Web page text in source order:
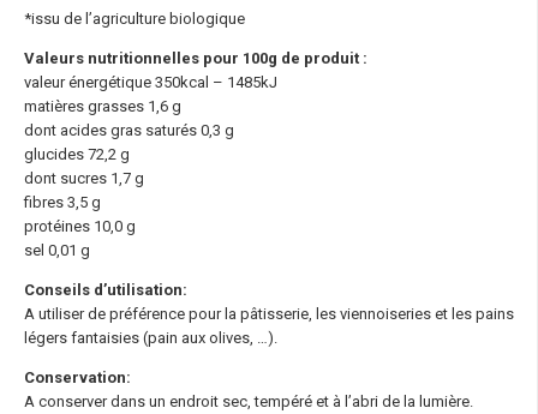
*issu de l’agriculture biologique
Valeurs nutritionnelles pour 100g de produit :
valeur énergétique 350kcal – 1485kJ
matières grasses 1,6 g
dont acides gras saturés 0,3 g
glucides 72,2 g
dont sucres 1,7 g
fibres 3,5 g
protéines 10,0 g
sel 0,01 g
Conseils d’utilisation:
A utiliser de préférence pour la pâtisserie, les viennoiseries et les pains
légers fantaisies (pain aux olives, …).
Conservation:
A conserver dans un endroit sec, tempéré et à l’abri de la lumière.